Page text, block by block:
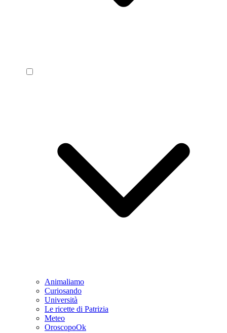
Animaliamo
Curiosando
Università
Le ricette di Patrizia
Meteo
OroscopoOk